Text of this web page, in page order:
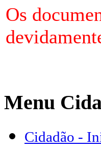
Os
Menu
Cidadão -